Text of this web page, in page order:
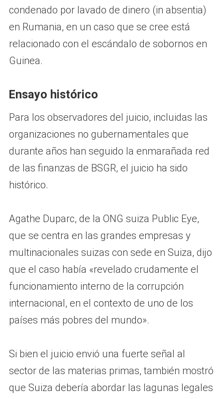
condenado por lavado de dinero (in absentia)
en Rumania, en un caso que se cree está
relacionado con el escándalo de sobornos en
Guinea.
Ensayo histórico
Para los observadores del juicio, incluidas las
organizaciones no gubernamentales que
durante años han seguido la enmarañada red
de las finanzas de BSGR, el juicio ha sido
histórico.
Agathe Duparc, de la ONG suiza Public Eye,
que se centra en las grandes empresas y
multinacionales suizas con sede en Suiza, dijo
que el caso había «revelado crudamente el
funcionamiento interno de la corrupción
internacional, en el contexto de uno de los
países más pobres del mundo».
Si bien el juicio envió una fuerte señal al
sector de las materias primas, también mostró
que Suiza debería abordar las lagunas legales